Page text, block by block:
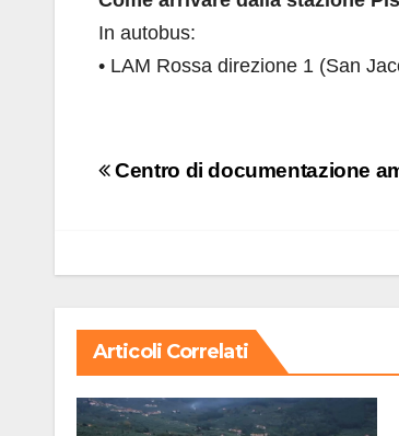
In autobus:
• LAM Rossa direzione 1 (San
Navigazione
Centro di documentazione
Articoli Correlati